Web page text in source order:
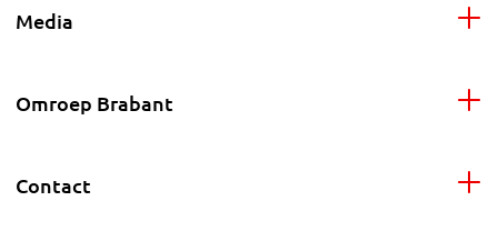
Media
Omroep Brabant
Contact